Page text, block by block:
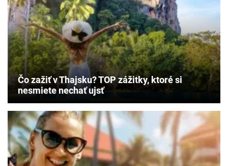
Čo zažiť v Thajsku? TOP zážitky, ktoré si
nesmiete nechať ujsť